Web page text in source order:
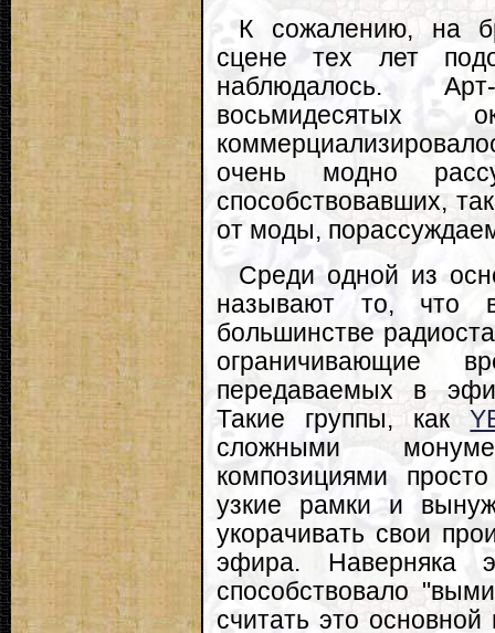
К сожалению, на
сцене тех лет
наблюдалось.
восьмидесятых
очень модно
способствовавших,
от моды,
Среди одной из
называют то, что
большинстве
ограничивающие
передаваемых в
Такие группы, как
сложными
композициями
узкие рамки и
укорачивать свои
эфира. Наверняка
способствовало
считать это